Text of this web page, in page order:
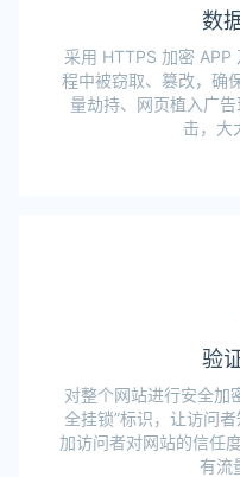
数
采用 HTTPS 加密 APP
程中被窃取、篡改，确
量劫持、网页植入广
击，大
验
对整个网站进行安全加
全挂锁”标识，让访问
加访问者对网站的信任
有流